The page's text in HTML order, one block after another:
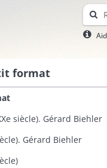
format
siècle). Gérard Biehler
Gérard Biehler